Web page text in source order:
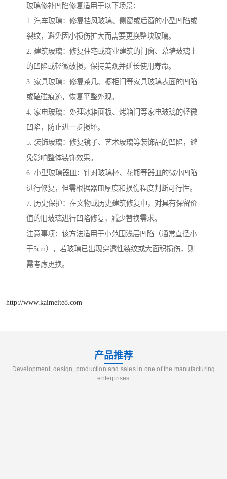
玻璃修补凹陷修复适用于以下场景：
1. 汽车玻璃：修复挡风玻璃、侧窗或后窗的小型凹陷或
裂纹，避免因小损伤扩大而需要更换整块玻璃。
2. 建筑玻璃：修复住宅或商业建筑的门窗、幕墙玻璃上
的凹陷或轻微破损，保持美观并延长使用寿命。
3. 家具玻璃：修复茶几、橱柜门等家具玻璃表面的凹陷
或磕碰痕迹，恢复平整外观。
4. 家电玻璃：处理冰箱面板、烤箱门等家电玻璃的轻微
凹陷，防止进一步损坏。
5. 装饰玻璃：修复镜子、艺术玻璃等装饰品的凹陷，避
免影响整体装饰效果。
6. 小型玻璃器皿：针对玻璃杯、花瓶等器皿的微小凹陷
进行修复，但需根据器皿厚度和损伤程度判断可行性。
7. 历史保护：在文物或历史建筑修复中，对具有保留价
值的旧玻璃进行凹陷修复，减少替换需求。
注意事项：该方法适用于小范围浅层凹陷（通常直径小
于5cm），若玻璃已出现穿透性裂纹或大面积损伤，则
需考虑更换。
http://www.kaimeite8.com
产品推荐
Development, design, production and sales in one of the manufacturing
enterprises